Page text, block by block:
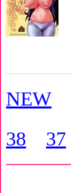
NEW
38
37